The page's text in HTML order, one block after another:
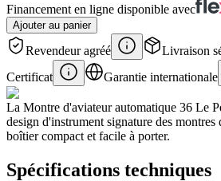
Financement en ligne disponible avec
Ajouter au panier
Revendeur agréé
Livraison
Certificat
Garantie internationale
La Montre d'aviateur automatique 36 Le
design d'instrument signature des
boîtier compact et facile à porter.
Spécifications techniques